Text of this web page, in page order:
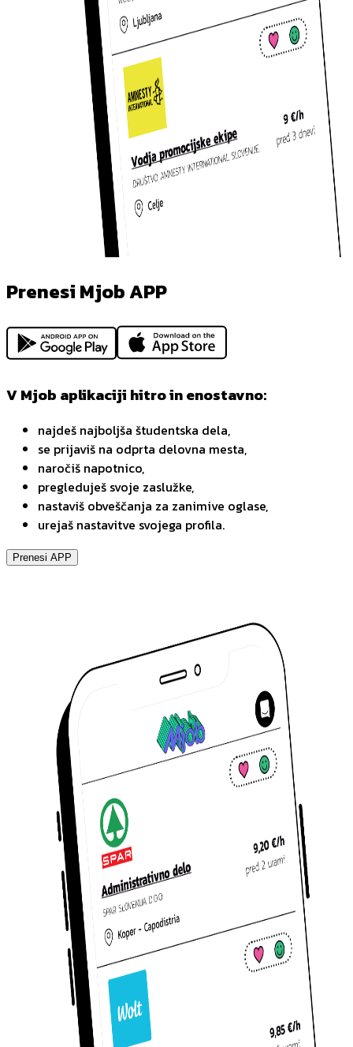
Prenesi Mjob APP
V Mjob aplikaciji hitro in enostavno:
najdeš najboljša študentska dela,
se prijaviš na odprta delovna mesta,
naročiš napotnico,
pregleduješ svoje zaslužke,
nastaviš obveščanja za zanimive oglase,
urejaš nastavitve svojega profila.
Prenesi APP